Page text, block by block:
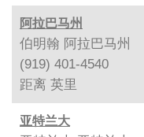
阿拉巴马州
伯明翰 阿拉巴马州
(919) 401-4540
距离 英里
亚特兰大